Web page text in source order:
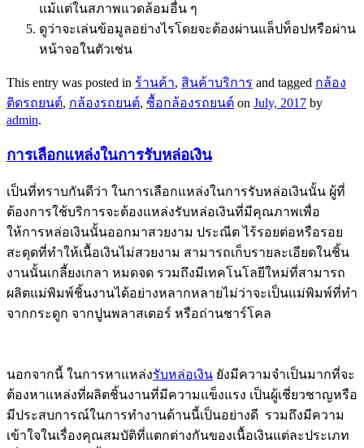
แม้แต่ในสภาพแวดล้อมอื่น ๆ
ดูว่าจะเล่นข้อมูลอย่างไรโดยจะต้องผ่านแล็ปท็อปหรือผ่าน
หน้าจอในตัวเช่น
This entry was posted in ร้านค้า, สินค้าบริการ and tagged กล้อง
ติดรถยนต์, กล้องรถยนต์, ซื้อกล้องรถยนต์ on July, 2017 by
admin.
การเลือกแหล่งในการรับหล่อเงิน
เป็นที่ทราบกันดีว่า ในการเลือกแหล่งในการรับหล่อเงินนั้น ผู้ที่
ต้องการใช้บริการจะต้องแหล่งรับหล่อเงินที่มีคุณภาพเพื่อ
ให้การหล่อเงินนั้นออกมาสวยงาม ประณีต ไร้รอยต่อหรือรอย
สะดุดที่ทำให้เนื้อเงินไม่สวยงาม สามารถเก็บรายละเอียดในชิ้น
งานนั้นเกลี้ยงเกลา หมดจด รวมถึงมีเทคโนโลยีใหม่ที่สามารถ
ผลิตแม่พิมพ์ชิ้นงานได้อย่างหลากหลายไม่ว่าจะเป็นแม่พิมพ์ที่ทำ
จากกระดูก จากปูนพลาสเตอร์ หรือถ่านชาร์โคล
นอกจากนี้ ในการหาแหล่งรับหล่อเงิน ยังมีความจำเป็นมากที่จะ
ต้องหาแหล่งที่ผลิตชิ้นงานที่มีความแข็งแรง เป็นผู้เชี่ยวชาญหรือ
มีประสบการณ์ในการทำงานด้านนี้เป็นอย่างดี รวมถึงมีความ
เข้าใจในเรื่องคุณสมบัติที่แตกต่างกันของเนื้อเงินแต่ละประเภท